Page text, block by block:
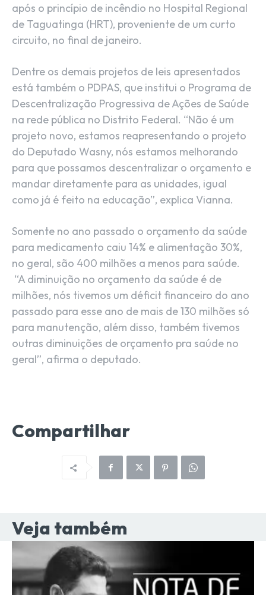
após o princípio de incêndio no Hospital Regional
de Taguatinga (HRT), proveniente de um curto
circuito, no final de janeiro.
Dentre os demais projetos de leis apresentados
está também o PDPAS, que institui o Programa de
Descentralização Progressiva de Ações de Saúde
na rede pública no Distrito Federal. “Não é um
projeto novo, estamos reapresentando o projeto
do Deputado Wasny, nós estamos melhorando
para que possamos descentralizar o orçamento e
mandar diretamente para as unidades, igual
como já é feito na educação”, explica Vianna.
Somente no ano passado o orçamento da saúde
para medicamento caiu 14% e alimentação 30%,
no geral, são 400 milhões a menos para saúde.
“A diminuição no orçamento da saúde é de
milhões, nós tivemos um déficit financeiro do ano
passado para esse ano de mais de 130 milhões só
para manutenção, além disso, também tivemos
outras diminuições de orçamento pra saúde no
geral”, afirma o deputado.
Compartilhar
Veja também